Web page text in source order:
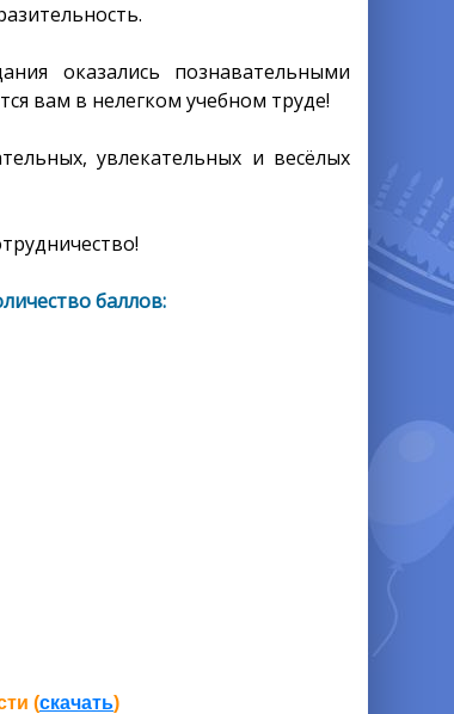
оказались познавательными
вам в нелегком учебном труде!
увлекательных и весёлых
баллов:
(скачать)